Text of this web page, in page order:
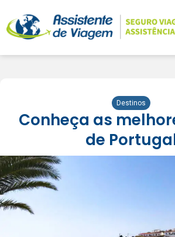
Destinos
Conheça as
de